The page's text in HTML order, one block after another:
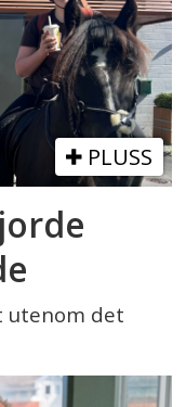
PLUSS
utenom det